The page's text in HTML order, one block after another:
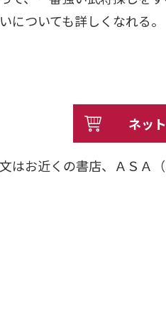
についても詳しくなれる。
ネッ
はお近くの書店、ＡＳＡ